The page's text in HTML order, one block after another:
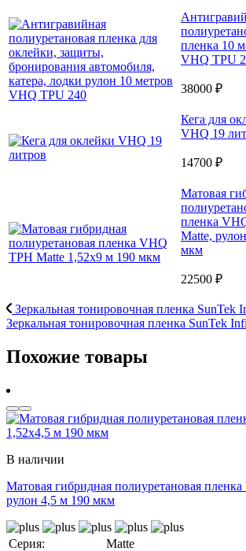
пленка 10
VHQ TPU
38000 ₽
Кега для
VHQ 19
14700 ₽
Матовая
пленка
Matte,
мкм
22500 ₽
Зеркальная тонировочная пленка SunTek
Зеркальная тонировочная пленка SunTek
Похожие товары
В наличии
Матовая гибридная полиуретановая
рулон 4,5 м 190 мкм
Серия:
Matte